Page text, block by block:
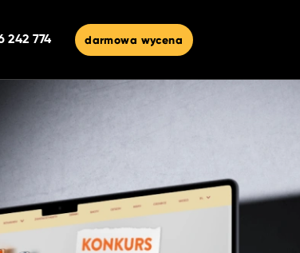
242 774 darmowa wycena